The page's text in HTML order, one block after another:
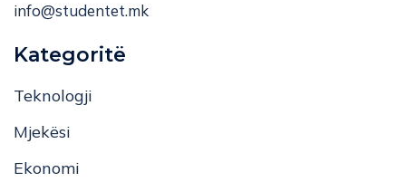
info@studentet.mk
Kategoritë
Teknologji
Mjekësi
Ekonomi